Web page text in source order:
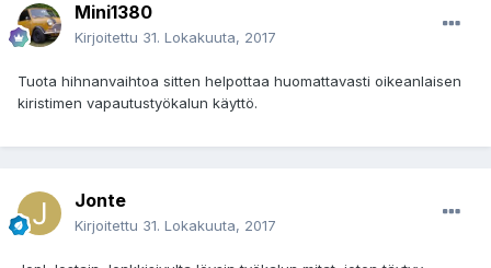
Mini1380
Kirjoitettu 31. Lokakuuta, 2017
Tuota hihnanvaihtoa sitten helpottaa huomattavasti oikeanlaisen
kiristimen vapautustyökalun käyttö.
Jonte
Kirjoitettu 31. Lokakuuta, 2017